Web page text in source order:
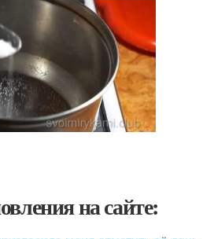
на сайте: